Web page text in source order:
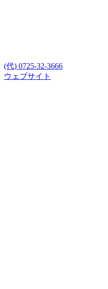
(代) 0725-32-3666
ウェブサイト